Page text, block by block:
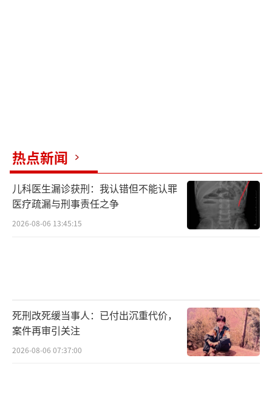
热点新闻
儿科医生漏诊获刑：我认错但不能认罪
医疗疏漏与刑事责任之争
2026-08-06 13:45:15
死刑改死缓当事人：已付出沉重代价，
案件再审引关注
2026-08-06 07:37:00